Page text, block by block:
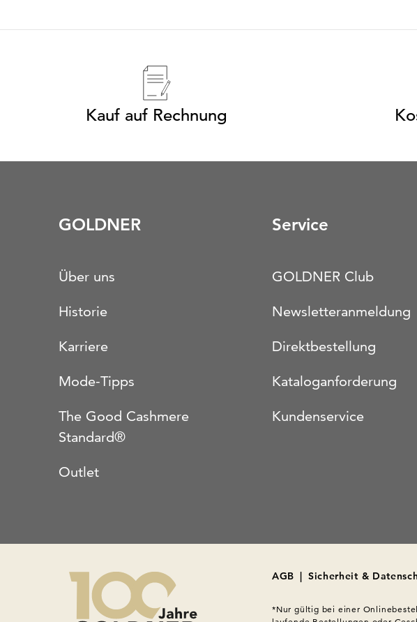
Kauf auf Rechnung
GOLDNER
Über uns
Historie
Karriere
Mode-Tipps
The Good Cashmere
Standard®
Outlet
Service
GOLDNER Club
Newsletteranmeldung
Direktbestellung
Kataloganforderung
Kundenservice
AGB | Sicherheit &
*Nur gültig bei einer